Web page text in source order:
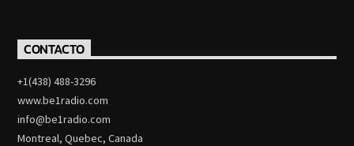
CONTACTO
+1(438) 488-3296
www.be1radio.com
info@be1radio.com
Montreal, Quebec, Canada